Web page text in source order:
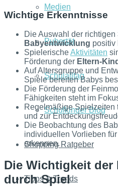
Medien
Pubertät
Schulalltag
Schulkinder Blog
Shopping Ratgeber
Tipps & Trends
Wichtige Erkenntnisse
Die Auswahl der richtigen
Babyentwicklung positiv
SpielerischeAktivitäten
Förderung der Eltern-
Auf Altersgruppe und
Spiele bereiten Babys
Die Förderung der
Fähigkeiten steht im
Regelmäßige Spielzeiten
und zur
Die Beobachtung des
individuellen Vorlieben
erkennen.
Die Wichtigkeit
durch Spiel